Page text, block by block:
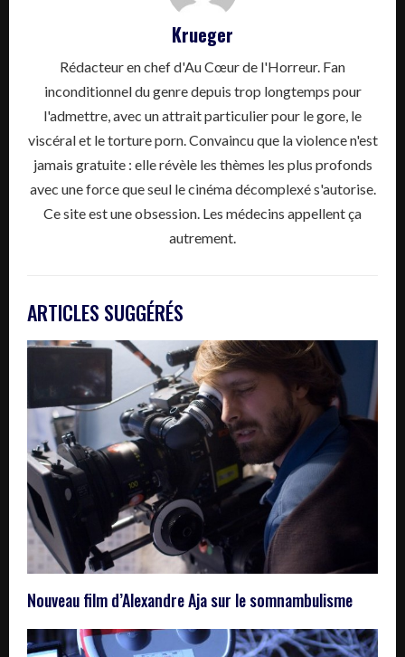
Krueger
Rédacteur en chef d'Au Cœur de l'Horreur. Fan
inconditionnel du genre depuis trop longtemps pour
l'admettre, avec un attrait particulier pour le gore, le
viscéral et le torture porn. Convaincu que la violence n'est
jamais gratuite : elle révèle les thèmes les plus profonds
avec une force que seul le cinéma décomplexé s'autorise.
Ce site est une obsession. Les médecins appellent ça
autrement.
ARTICLES SUGGÉRÉS
Nouveau film d’Alexandre Aja sur le somnambulisme